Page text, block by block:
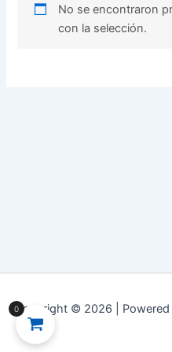
No se encontraron
con la selección.
Copyright © 2026 | Powered
0